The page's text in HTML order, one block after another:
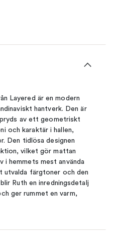
Layered är en modern
hantverk. Den är
av ett geometriskt
och karaktär i hallen,
Den tidlösa designen
vilket gör mattan
i hemmets mest använda
utvalda färgtoner och den
Ruth en inredningsdetalj
ger rummet en varm,